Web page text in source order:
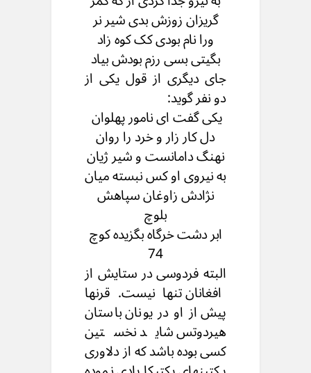
گریزان زوزش بدی شیر نر
ورا نام بودی کک کوه زاد
بگیتی بسی رزم بودش بیاد
جای دیگری از قول یکی از
دو نفر گوید:
یکی گفت ای نامور پهلوان
دل کار زار و خرد را روان
نهنگ دامانست و شیر ژیان
به نیروی او کس نبسته میان
نژادش زاوغان سپاهش
بلوچ
ابر دشت خرگاه بگزیده کوچ
74
البته فردوسی در ستایش از
افغانان تنها نیست. قرنها
پیش از او در یونان باستان
هیردوتس شاید نخستین
کسی بوده باشد که از دلاوری